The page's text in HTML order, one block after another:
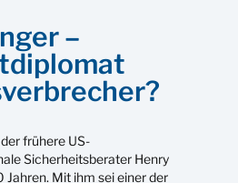
–
frühere US-
Sicherheitsberater Henry
Mit ihm sei einer der